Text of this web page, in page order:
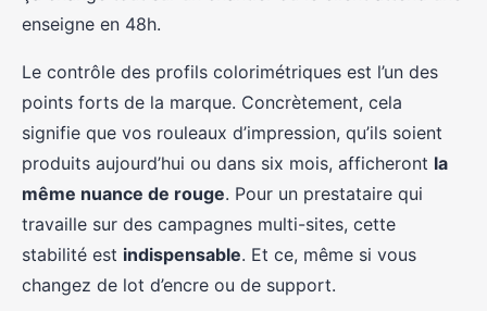
enseigne en 48h.
Le contrôle des profils colorimétriques est l’un des
points forts de la marque. Concrètement, cela
signifie que vos rouleaux d’impression, qu’ils soient
produits aujourd’hui ou dans six mois, afficheront la
même nuance de rouge. Pour un prestataire qui
travaille sur des campagnes multi-sites, cette
stabilité est indispensable. Et ce, même si vous
changez de lot d’encre ou de support.